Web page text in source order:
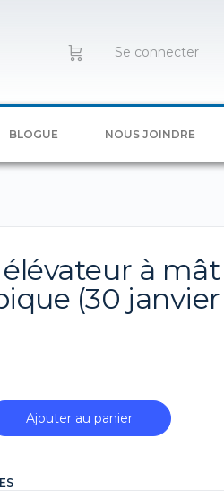
Se connecter
BLOGUE NOUS JOINDRE
à mât
(30 janvier
Ajouter au panier